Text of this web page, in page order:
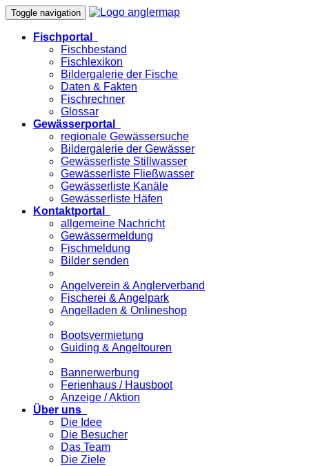
Toggle navigation
Fischportal
Fischbestand
Fischlexikon
Bildergalerie der Fische
Daten & Fakten
Fischrechner
Glossar
Gewässerportal
regionale Gewässersuche
Bildergalerie der Gewässer
Gewässerliste Stillwasser
Gewässerliste Fließwasser
Gewässerliste Kanäle
Gewässerliste Häfen
Kontaktportal
allgemeine Nachricht
Gewässermeldung
Fischmeldung
Bilder senden
Angelverein & Anglerverband
Fischerei & Angelpark
Angelladen & Onlineshop
Bootsvermietung
Guiding & Angeltouren
Bannerwerbung
Ferienhaus / Hausboot
Anzeige / Aktion
Über uns
Die Idee
Die Besucher
Das Team
Die Ziele